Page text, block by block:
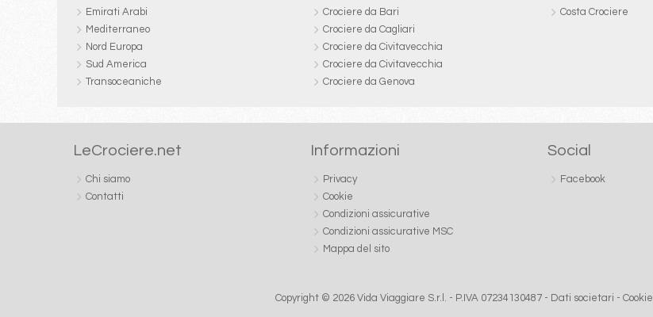
Emirati Arabi
Mediterraneo
Nord Europa
Sud America
Transoceaniche
Crociere da Bari
Crociere da Cagliari
Crociere da Civitavecchia
Crociere da Civitavecchia
Crociere da Genova
Costa Crociere
LeCrociere.net
Chi siamo
Contatti
Informazioni
Privacy
Cookie
Condizioni assicurative
Condizioni assicurative MSC
Mappa del sito
Social
Facebook
Copyright © 2026 Vida Viaggiare S.r.l. - P.IVA 07234130487 - Dati societari - Cookie